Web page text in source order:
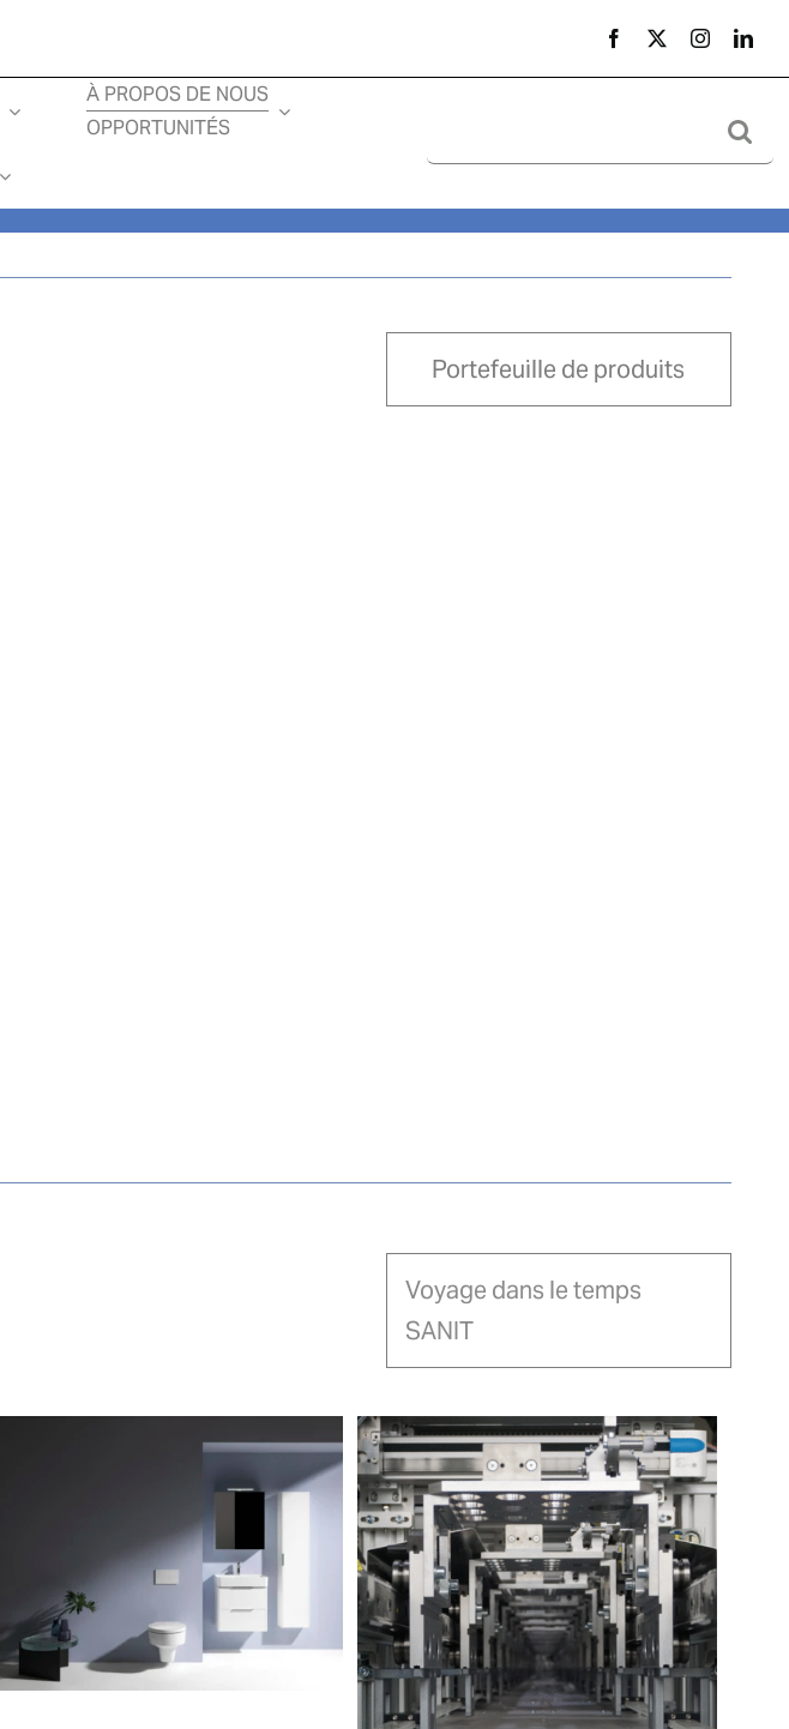
À PROPOS DE NOUS
OPPORTUNITÉS
Portefeuille de produits
Voyage dans le temps
SANIT